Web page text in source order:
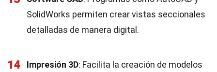
SolidWorks permiten crear vistas seccionales
detalladas de manera digital.
14 Impresión 3D: Facilita la creación de modelos